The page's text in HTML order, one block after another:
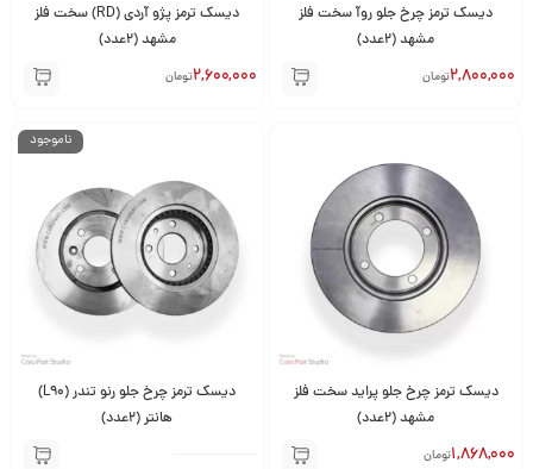
دیسک ترمز چرخ جلو روآ سخت فلز
مشهد (2عدد)
2,800,000تومان
دیسک ترمز پژو آردی (RD) سخت فلز
مشهد (2عدد)
2,600,000تومان
دیسک ترمز چرخ جلو پراید سخت فلز
مشهد (2عدد)
1,868,000تومان
ناموجود
دیسک ترمز چرخ جلو رنو تندر (L90)
هانتر (2عدد)